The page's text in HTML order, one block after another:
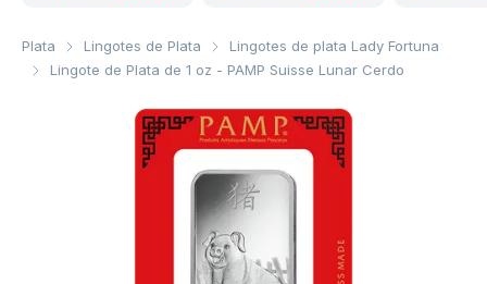
Plata Lingotes de Plata
Lingotes de plata Lady Fortuna
Lingote de Plata de 1 oz - PAMP Suisse Lunar Cerdo